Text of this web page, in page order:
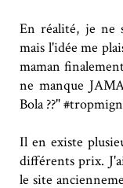
En réalité, je ne
mais l'idée me
maman
ne manque
Bola ??"
Il en existe
différents prix.
le site